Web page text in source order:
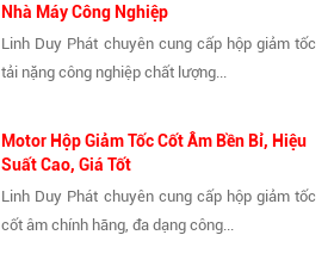
Nhà Máy Công Nghiệp
Linh Duy Phát chuyên cung cấp hộp giảm tốc
tải nặng công nghiệp chất lượng...
Motor Hộp Giảm Tốc Cốt Âm Bền Bỉ, Hiệu
Suất Cao, Giá Tốt
Linh Duy Phát chuyên cung cấp hộp giảm tốc
cốt âm chính hãng, đa dạng công...